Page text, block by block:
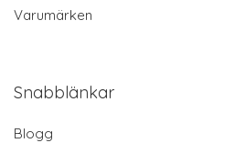
Varumärken
Snabblänkar
Blogg